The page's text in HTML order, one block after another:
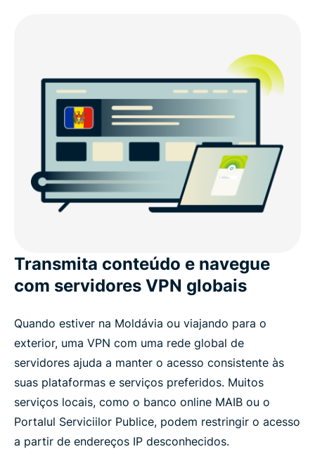
Posso usar uma VPN gratuita para obter um
endereço IP da Moldávia?
Restrições à internet e privacidade online na
Moldávia
Baixe uma VPN para Moldávia em todos os seus
dispositivos
usuários na Moldávia
O que as pessoas estão dizendo sobre a
ExpressVPN
Perguntas frequentes: como usar uma VPN para
Moldávia
Transmita conteúdo e navegue
com servidores VPN globais
Quando estiver na Moldávia ou viajando para o
exterior, uma VPN com uma rede global de
servidores ajuda a manter o acesso consistente às
suas plataformas e serviços preferidos. Muitos
serviços locais, como o banco online MAIB ou o
Portalul Serviciilor Publice, podem restringir o acesso
a partir de endereços IP desconhecidos.